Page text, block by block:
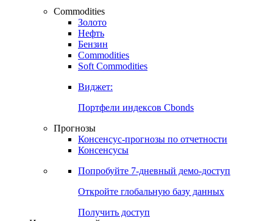
Commodities
Золото
Нефть
Бензин
Commodities
Soft Commodities
Виджет:
Портфели индексов Cbonds
Прогнозы
Консенсус-прогнозы по отчетности
Консенсусы
Попробуйте 7-дневный демо-доступ
Откройте глобальную базу данных
Получить доступ